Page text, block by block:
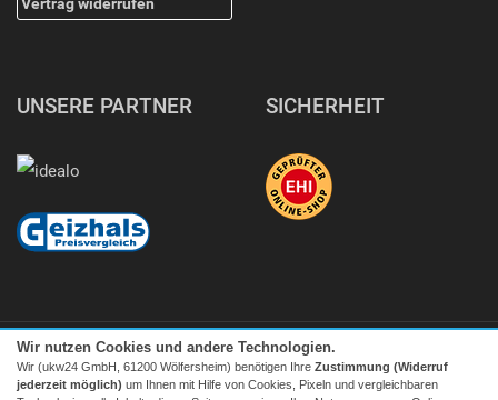
UNSERE PARTNER SICHERHEIT
Wir nutzen Cookies und andere Technologien.
Wir (ukw24 GmbH, 61200 Wölfersheim) benötigen Ihre Zustimmung (Widerruf
jederzeit möglich) um Ihnen mit Hilfe von Cookies, Pixeln und vergleichbaren